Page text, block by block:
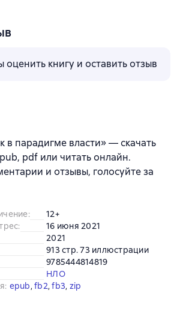
оценить книгу и оставить отзыв
в парадигме власти» — скачать
pdf или читать онлайн.
и отзывы, голосуйте за
:
12+
:
16 июня 2021
2021
913 стр. 73 иллюстрации
9785444814819
НЛО
: epub, fb2, fb3, zip